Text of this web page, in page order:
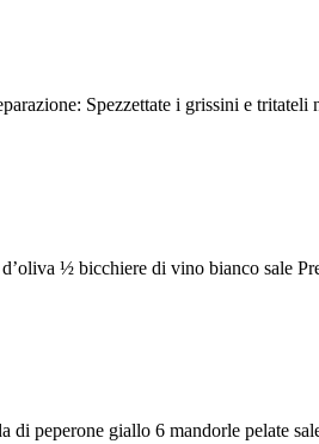
Spezzettate i grissini e tritateli
½ bicchiere di vino bianco sale
di peperone giallo 6 mandorle pelate